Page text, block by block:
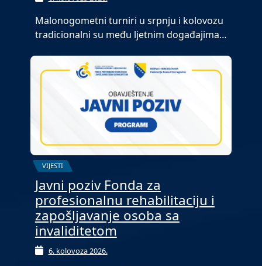
Malonogometni turniri u srpnju i kolovozu
tradicionalni su među ljetnim događajima…
VIJESTI
Javni poziv Fonda za
profesionalnu rehabilitaciju i
zapošljavanje osoba sa
invaliditetom
6. kolovoza 2026.